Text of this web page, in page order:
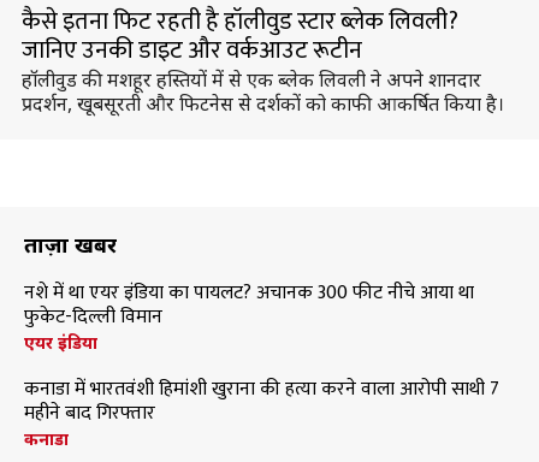
कैसे इतना फिट रहती है हॉलीवुड स्टार ब्लेक लिवली?
जानिए उनकी डाइट और वर्कआउट रूटीन
हॉलीवुड की मशहूर हस्तियों में से एक ब्लेक लिवली ने अपने शानदार
प्रदर्शन, खूबसूरती और फिटनेस से दर्शकों को काफी आकर्षित किया है।
ताज़ा खबरें
नशे में था एयर इंडिया का पायलट? अचानक 300 फीट नीचे आया था
फुकेट-दिल्ली विमान
एयर इंडिया
कनाडा में भारतवंशी हिमांशी खुराना की हत्या करने वाला आरोपी साथी 7
महीने बाद गिरफ्तार
कनाडा